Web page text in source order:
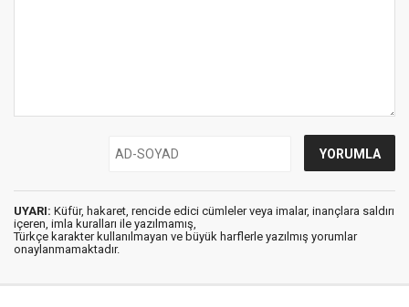
UYARI: Küfür, hakaret, rencide edici cümleler veya imalar, inançlara saldırı
içeren, imla kuralları ile yazılmamış,
Türkçe karakter kullanılmayan ve büyük harflerle yazılmış yorumlar
onaylanmamaktadır.